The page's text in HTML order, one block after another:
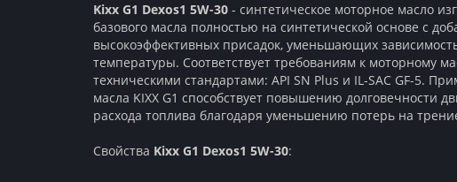
Kixx G1 Dexos1 5W-30 - синтетическое моторное масло
базового масла полностью на синтетической основе с
высокоэффективных присадок, уменьшающих
температуры. Соответствует требованиям к моторному
техническими стандартами: API SN Plus и IL-SAC GF-5.
масла KIXX G1 способствует повышению долговечности
расхода топлива благодаря уменьшению потерь на
Свойства Kixx G1 Dexos1 5W-30: